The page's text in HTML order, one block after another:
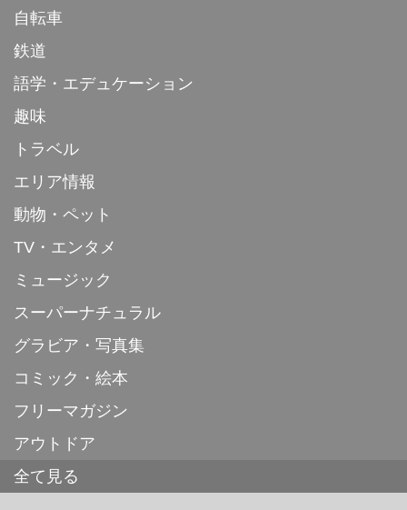
自転車
鉄道
語学・エデュケーション
趣味
トラベル
エリア情報
動物・ペット
TV・エンタメ
ミュージック
スーパーナチュラル
グラビア・写真集
コミック・絵本
フリーマガジン
アウトドア
全て見る